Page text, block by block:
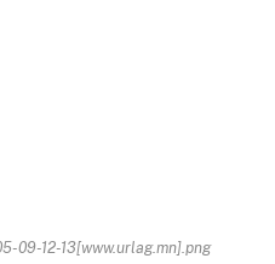
09-12-13[www.urlag.mn].png